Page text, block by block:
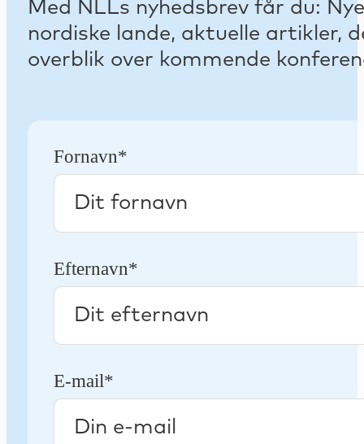
Med NLLs nyhedsbrev får du:
nordiske lande, aktuelle
overblik over kommende
Fornavn*
Efternavn*
E-mail*